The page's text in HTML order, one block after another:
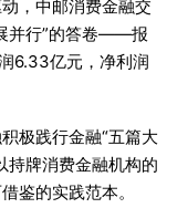
，中邮消费金融交
并行”的答卷——报
6.33亿元，净利润
极践行金融“五篇大
持牌消费金融机构的
鉴的实践范本。